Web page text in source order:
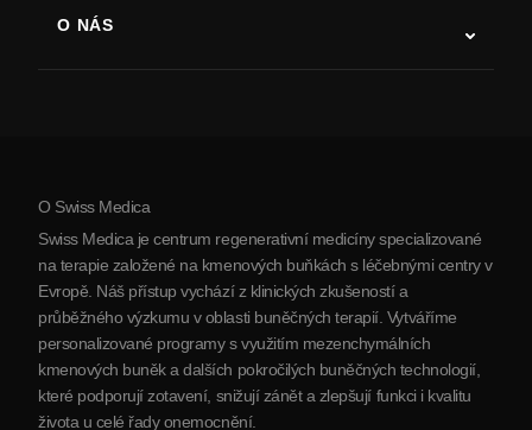
Parkinsonova choroba
Artritida
O NÁS
O Srbsku
Partnerství
Kontaktujte nás
O Swiss Medica
Swiss Medica je centrum regenerativní medicíny specializované
na terapie založené na kmenových buňkách s léčebnými centry v
Evropě. Náš přístup vychází z klinických zkušeností a
průběžného výzkumu v oblasti buněčných terapií. Vytváříme
personalizované programy s využitím mezenchymálních
kmenových buněk a dalších pokročilých buněčných technologií,
které podporují zotavení, snižují zánět a zlepšují funkci i kvalitu
života u celé řady onemocnění.